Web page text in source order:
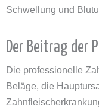
Schwellung und
Der Beitrag der
Die professionelle
Beläge, die